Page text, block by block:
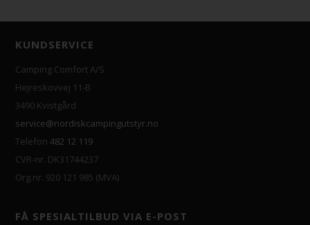
KUNDSERVICE
Camping Comfort A/S
Hejreskovvej 11-B
3490 Kvistgård
service@nordiskcampingutstyr.no
Telefon482 12 119
CVR-nr. DK31744237
Org.nr. 920 121 985 (MVA)
FÅ SPESIALTILBUD VIA E-POST